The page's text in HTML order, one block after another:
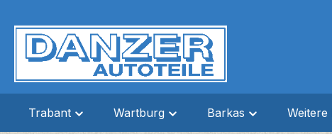
Trabant Wartburg Barkas